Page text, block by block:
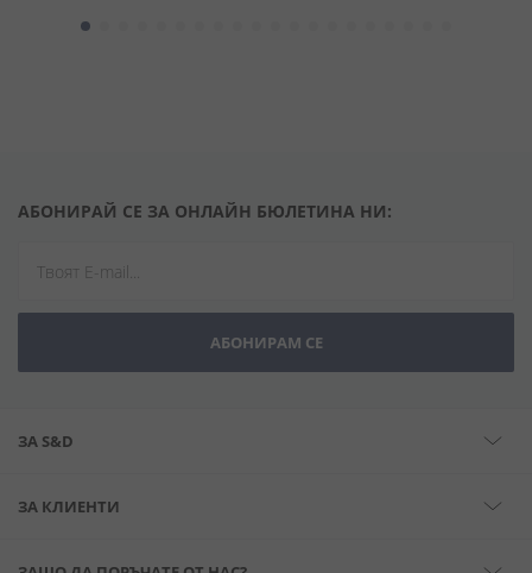
АБОНИРАЙ СЕ ЗА ОНЛАЙН БЮЛЕТИНА НИ:
АБОНИРАМ СЕ
ЗА S&D
ЗА КЛИЕНТИ